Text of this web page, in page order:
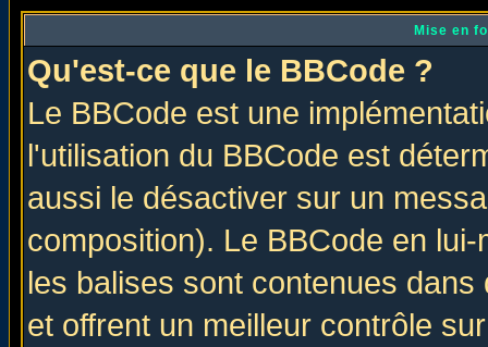
Mise en
Qu'est-ce que le BBCode ?
Le BBCode est une
l'utilisation du BBCode est
aussi le désactiver sur un
composition). Le BBCode en
les balises sont contenues
et offrent un meilleur contrôle